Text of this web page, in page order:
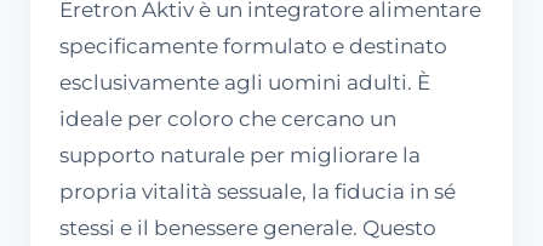
Eretron Aktiv è un integratore alimentare
specificamente formulato e destinato
esclusivamente agli uomini adulti. È
ideale per coloro che cercano un
supporto naturale per migliorare la
propria vitalità sessuale, la fiducia in sé
stessi e il benessere generale. Questo